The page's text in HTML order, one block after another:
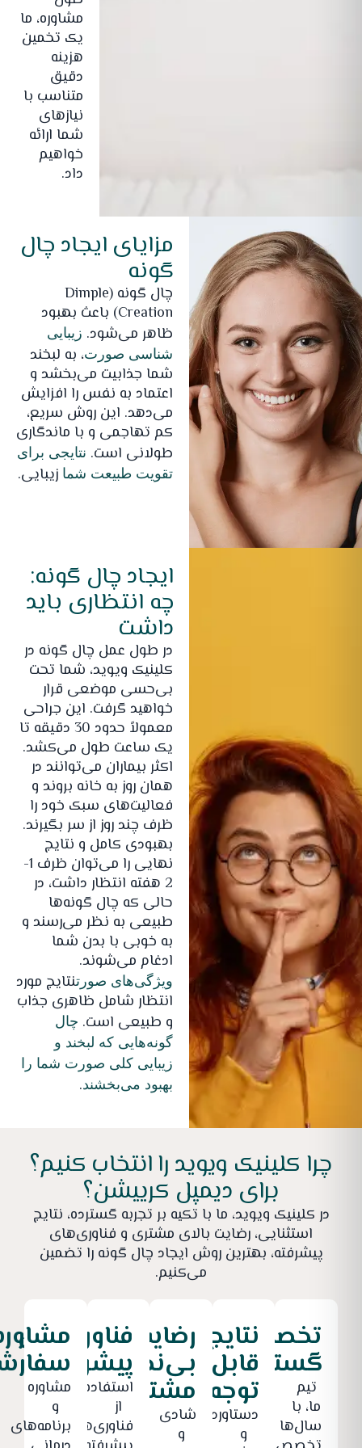
مشاوره، ما
یک تخمین
هزینه
دقیق
متناسب با
نیازهای
شما ارائه
خواهیم
داد.
مزایای ایجاد چال
گونه
چال گونه (Dimple
Creation) باعث بهبود
ظاهر می‌شود. زیبایی
شناسی صورت، به لبخند
شما جذابیت می‌بخشد و
اعتماد به نفس را افزایش
می‌دهد. این روش سریع،
کم تهاجمی و با ماندگاری
طولانی است. نتایجی برای
تقویت طبیعت شما زیبایی.
ایجاد چال گونه:
چه انتظاری باید
داشت
در طول عمل چال گونه در
کلینیک ویوید، شما تحت
بی‌حسی موضعی قرار
خواهید گرفت. این جراحی
معمولاً حدود 30 دقیقه تا
یک ساعت طول می‌کشد.
اکثر بیماران می‌توانند در
همان روز به خانه بروند و
فعالیت‌های سبک خود را
ظرف چند روز از سر بگیرند.
بهبودی کامل و نتایج
نهایی را می‌توان ظرف 1-
2 هفته انتظار داشت، در
حالی که چال گونه‌ها
طبیعی به نظر می‌رسند و
به خوبی با بدن شما
ادغام می‌شوند.
ویژگی‌های صورتنتایج مورد
انتظار شامل ظاهری جذاب
و طبیعی است. چال
گونه‌هایی که لبخند و
زیبایی کلی صورت شما را
بهبود می‌بخشند.
چرا کلینیک ویوید را انتخاب کنیم؟
برای دیمپل کرییشن؟
در کلینیک ویوید، ما با تکیه بر تجربه گسترده، نتایج
استثنایی، رضایت بالای مشتری و فناوری‌های
پیشرفته، بهترین روش ایجاد چال گونه را تضمین
می‌کنیم.
تخصص
گسترده
تیم
ما، با
سال‌ها
نتایج
قابل
توجه
دستاوردها
و
رضایت
بی‌نظیر
مشتری
شادی
و
فناوری‌های
پیشرفته
استفاده
از
فناوری‌های
مشاوره
و
برنامه‌های